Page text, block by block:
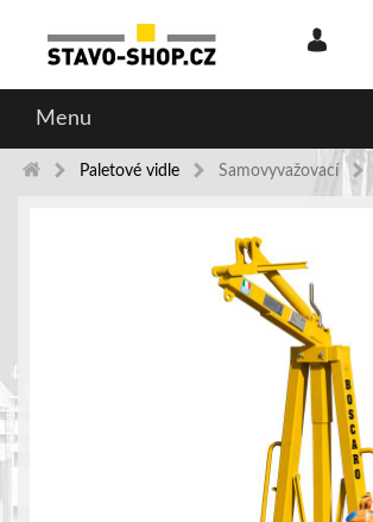
Menu
Paletové vidle Samovyvažovací